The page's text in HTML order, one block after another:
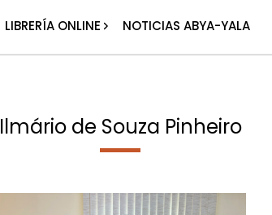
LIBRERÍA ONLINE NOTICIAS ABYA-YALA
Ilmário de Souza Pinheiro